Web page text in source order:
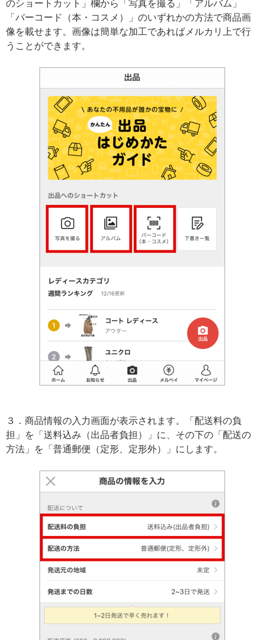
のショートカット」欄から「写真を撮る」「アルバム」
「バーコード（本・コスメ）」のいずれかの方法で商品画
像を載せます。画像は簡単な加工であればメルカリ上で行
うことができます。
３．商品情報の入力画面が表示されます。「配送料の負
担」を「送料込み（出品者負担）」に、その下の「配送の
方法」を「普通郵便（定形、定形外）」にします。